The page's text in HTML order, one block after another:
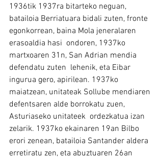
1936tik 1937ra bitarteko neguan,
batailoia Berriatuara bidali zuten, fronte
egonkorrean, baina Mola jeneralaren
erasoaldia hasi  ondoren, 1937ko
martxoaren 31n, San Adrian mendia
defendatu zuten  lehenik, eta Eibar
ingurua gero, apirilean. 1937ko
maiatzean, unitateak Sollube mendiaren
defentsaren alde borrokatu zuen,
Asturiaseko unitateek  ordezkatua izan
zelarik. 1937ko ekainaren 19an Bilbo
erori zenean, batailoia Santander aldera
erretiratu zen, eta abuztuaren 26an